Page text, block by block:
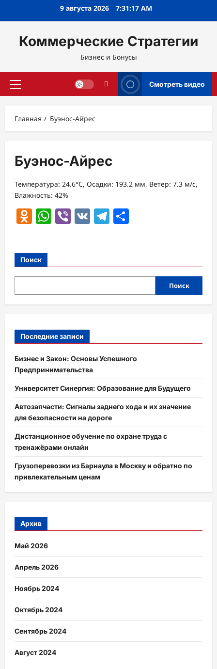
9 августа 2026 7:31:17 AM
Коммерческие Стратегии
Бизнес и Бонусы
Основное
Смотреть видео
Главная Буэнос-Айрес
Буэнос-Айрес
Температура: 24.6°C, Осадки: 193.2 мм, Ветер: 7.3 м/с,
Влажность: 42%
Odnoklassniki
WhatsApp
Viber
VK Telegram
Поиск
Поиск
Последние записи
Бизнес и Закон: Основы Успешного
Предпринимательства
Университет Синергия: Образование для Будущего
Автозапчасти: Сигналы заднего хода и их значение
для безопасности на дороге
Дистанционное обучение по охране труда с
тренажёрами онлайн
Грузоперевозки из Барнаула в Москву и обратно по
привлекательным ценам
Архив
Май 2026
Апрель 2026
Ноябрь 2024
Октябрь 2024
Сентябрь 2024
Август 2024